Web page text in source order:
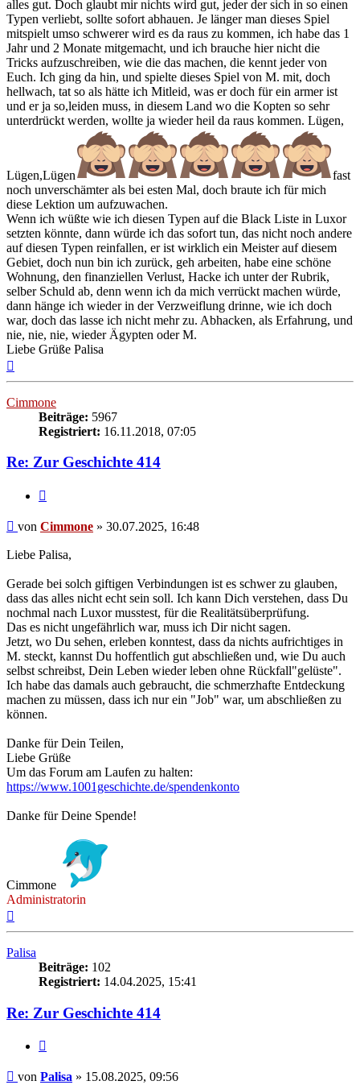
alles gut. Doch glaubt mir nichts wird gut, jeder der sich in so einen
Typen verliebt, sollte sofort abhauen. Je länger man dieses Spiel
mitspielt umso schwerer wird es da raus zu kommen, ich habe das 1
Jahr und 2 Monate mitgemacht, und ich brauche hier nicht die
Tricks aufzuschreiben, wie die das machen, die kennt jeder von
Euch. Ich ging da hin, und spielte dieses Spiel von M. mit, doch
hellwach, tat so als hätte ich Mitleid, was er doch für ein armer ist
und er ja so,leiden muss, in diesem Land wo die Kopten so sehr
unterdrückt werden, wollte ja wieder heil da raus kommen. Lügen,
Lügen,Lügen
fast
noch unverschämter als bei esten Mal, doch braute ich für mich
diese Lektion um aufzuwachen.
Wenn ich wüßte wie ich diesen Typen auf die Black Liste in Luxor
setzten könnte, dann würde ich das sofort tun, das nicht noch andere
auf diesen Typen reinfallen, er ist wirklich ein Meister auf diesem
Gebiet, doch nun bin ich zurück, geh arbeiten, habe eine schöne
Wohnung, den finanziellen Verlust, Hacke ich unter der Rubrik,
selber Schuld ab, denn wenn ich da mich verrückt machen würde,
dann hänge ich wieder in der Verzweiflung drinne, wie ich doch
war, doch das lasse ich nicht mehr zu. Abhacken, als Erfahrung, und
nie, nie, nie, wieder Ägypten oder M.
Liebe Grüße Palisa
Cimmone
Beiträge: 5967
Registriert: 16.11.2018, 07:05
Re: Zur Geschichte 414
Beitrag
von Cimmone » 30.07.2025, 16:48
Liebe Palisa,
Gerade bei solch giftigen Verbindungen ist es schwer zu glauben,
dass das alles nicht echt sein soll. Ich kann Dich verstehen, dass Du
nochmal nach Luxor musstest, für die Realitätsüberprüfung.
Das es nicht ungefährlich war, muss ich Dir nicht sagen.
Jetzt, wo Du sehen, erleben konntest, dass da nichts aufrichtiges in
M. steckt, kannst Du hoffentlich gut abschließen und, wie Du auch
selbst schreibst, Dein Leben wieder leben ohne Rückfall"gelüste".
Ich habe das damals auch gebraucht, die schmerzhafte Entdeckung
machen zu müssen, dass ich nur ein "Job" war, um abschließen zu
können.
Danke für Dein Teilen,
Liebe Grüße
Um das Forum am Laufen zu halten:
https://www.1001geschichte.de/spendenkonto
Danke für Deine Spende!
Cimmone
Administratorin
Palisa
Beiträge: 102
Registriert: 14.04.2025, 15:41
Re: Zur Geschichte 414
Beitrag
von Palisa » 15.08.2025, 09:56